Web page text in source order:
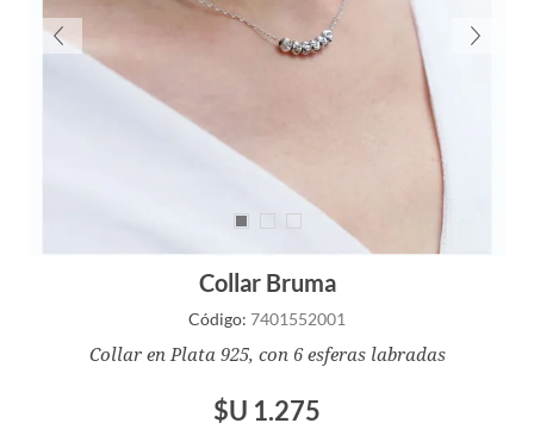
Collar Bruma
Código: 7401552001
Collar en Plata 925, con 6 esferas labradas
$U 1.275